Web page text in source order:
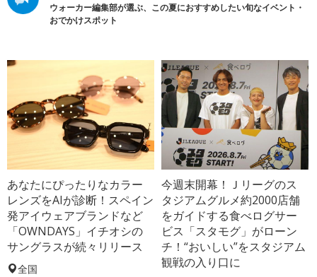
ウォーカー編集部が選ぶ、この夏におすすめしたい旬なイベント・
おでかけスポット
あなたにぴったりなカラー
レンズをAIが診断！スペイン
発アイウェアブランドなど
「OWNDAYS」イチオシの
サングラスが続々リリース
全国
今週末開幕！Ｊリーグのス
タジアムグルメ約2000店舗
をガイドする食べログサー
ビス「スタモグ」がローン
チ！“おいしい”をスタジアム
観戦の入り口に